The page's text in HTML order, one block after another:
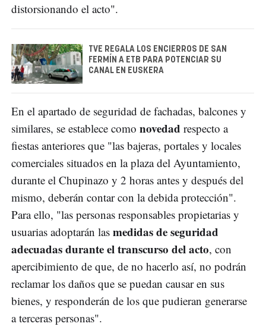
distorsionando el acto".
TVE REGALA LOS ENCIERROS DE SAN
FERMÍN A ETB PARA POTENCIAR SU
CANAL EN EUSKERA
En el apartado de seguridad de fachadas, balcones y
similares, se establece como novedad respecto a
fiestas anteriores que "las bajeras, portales y locales
comerciales situados en la plaza del Ayuntamiento,
durante el Chupinazo y 2 horas antes y después del
mismo, deberán contar con la debida protección".
Para ello, "las personas responsables propietarias y
usuarias adoptarán las medidas de seguridad
adecuadas durante el transcurso del acto, con
apercibimiento de que, de no hacerlo así, no podrán
reclamar los daños que se puedan causar en sus
bienes, y responderán de los que pudieran generarse
a terceras personas".